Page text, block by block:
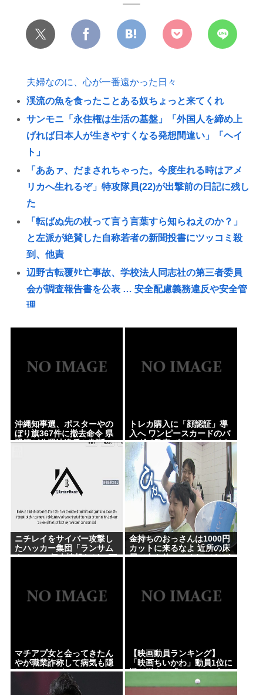
夫婦なのに、心が一番遠かった日々
渓流の魚を食ったことある奴ちょっと来てくれ
サンモニ「永住権は生活の基盤」「外国人を締め上
げれば日本人が生きやすくなる発想間違い」「ヘイ
ト」
「ああァ、だまされちゃった。今度生れる時はアメ
リカへ生れるぞ」特攻隊員(22)が出撃前の日記に残し
た
「転ばぬ先の杖って言う言葉すら知らねえのか？」
と左派が絶賛した自称若者の新聞投書にツッコミ殺
到、他責
辺野古転覆ﾀﾋ亡事故、学校法人同志社の第三者委員
会が調査報告書を公表 … 安全配慮義務違反や安全管
理
論！ネット騒然
隠してたんやが
【悲報】38歳男性、交際相手と海岸を散歩中に波に
【最新画像】雛形あきこ(48)、22年ぶり写真集発売！
お●ぱいは健在だった！
逆台風発生東から西へ！関東上陸し鳥取島根九州
へ！温暖化車カスのせいで気象がシッチャカメッチ
ャカ
ク」もランクイン
由w
Powered by livedoor 相互RSS
沖縄知事選、ポスターやの
ぼり旗367件に撤去命令 県
選管が公選法違反と判断
トレカ購入に「顔認証」導
入へ ワンピースカードのバ
ンダイ発表 ポケカもマイナ
カード導入
ニチレイをサイバー攻撃し
たハッカー集団「ランサム
ウェア」 個人情報など20万
金持ちのおっさんは1000円
カットに来るなよ 近所の床
屋で金を使ってくれ それが
マチアプ女と会ってきたん
やが職業詐称して病気も隠
してたんやが
【映画動員ランキング】
「映画ちいかわ」動員1位に
返り咲き！「ミニオンズ」
「あの星」「ブルーロッ